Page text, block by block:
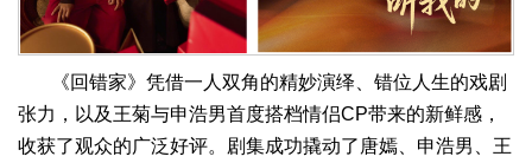
《回错家》凭借一人双角的精妙演绎、错位人生的戏剧
张力，以及王菊与申浩男首度搭档情侣CP带来的新鲜感，
收获了观众的广泛好评。剧集成功撬动了唐嫣、申浩男、王